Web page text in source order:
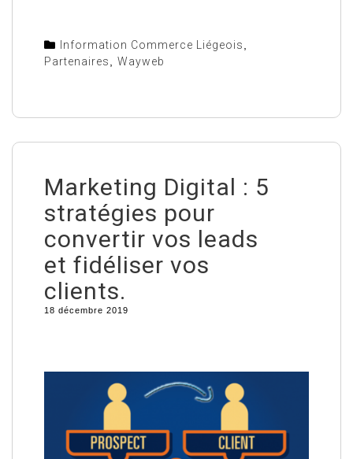
Information Commerce Liégeois
Partenaires
Wayweb
Marketing Digital : 5
stratégies pour
convertir vos leads
et fidéliser vos
clients.
18 décembre 2019